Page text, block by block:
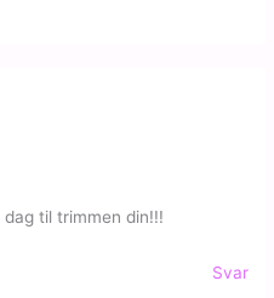
til trimmen din!!!
Svar